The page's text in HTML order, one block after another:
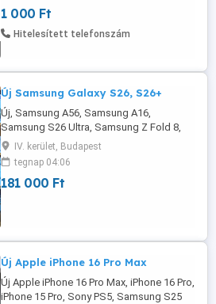
1 000 Ft
Hitelesített telefonszám
Új Samsung Galaxy S26, S26+
Új, Samsung A56, Samsung A16,
Samsung S26 Ultra, Samsung Z Fold 8,
Samsung Z Flip 8, iPhone 17, iPhone 17
Pro, iPhone 16, iPhone 16 Pro, iPhone 16
Pro Max, iPhone 17 Pro Max, Sony PS5,
Sony PS5 Pro, Nintendo Switch 2, Xbox és
IV. kerület, Budapest
tegnap 04:06
181 000 Ft
Új Apple iPhone 16 Pro Max
Új Apple iPhone 16 Pro Max, iPhone 16 Pro,
iPhone 15 Pro, Sony PS5, Samsung S25